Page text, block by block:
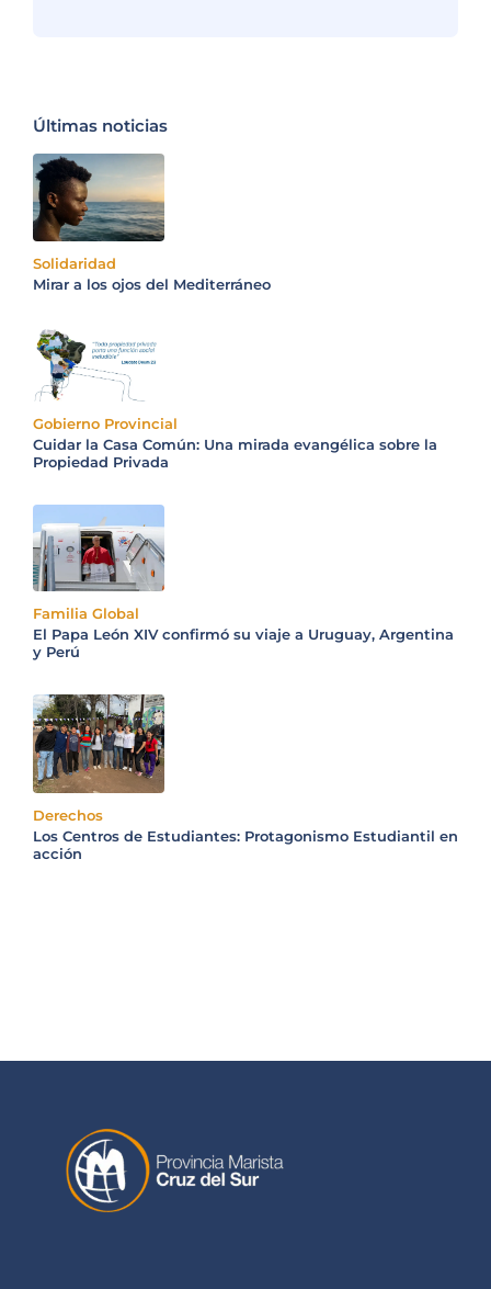
Últimas noticias
Solidaridad
Mirar a los ojos del Mediterráneo
Gobierno Provincial
Cuidar la Casa Común: Una mirada evangélica sobre la
Propiedad Privada
Familia Global
El Papa León XIV confirmó su viaje a Uruguay, Argentina
y Perú
Derechos
Los Centros de Estudiantes: Protagonismo Estudiantil en
acción